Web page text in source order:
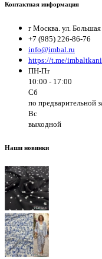
Контактная информация
г Москва. ул.
+7 (985) 226-86-76
info@imbal.ru
https://t.me/imbaltkani
ПН-Пт
10:00 - 17:00
Сб
по предварительной
Вс
выходной
Наши новинки